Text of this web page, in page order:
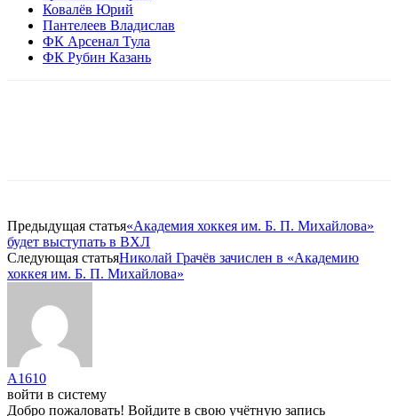
Ковалёв Юрий
Пантелеев Владислав
ФК Арсенал Тула
ФК Рубин Казань
Предыдущая статья«Академия хоккея им. Б. П. Михайлова»
будет выступать в ВХЛ
Следующая статьяНиколай Грачёв зачислен в «Академию
хоккея им. Б. П. Михайлова»
A1610
войти в систему
Добро пожаловать! Войдите в свою учётную запись